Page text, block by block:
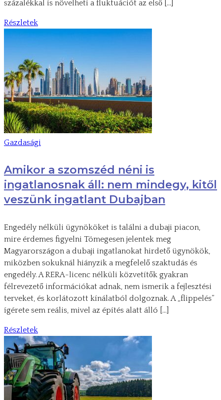
százalékkal is növelheti a fluktuációt az első […]
Részletek
Gazdasági
Amikor a szomszéd néni is
ingatlanosnak áll: nem mindegy, kitől
veszünk ingatlant Dubajban
Engedély nélküli ügynököket is találni a dubaji piacon,
mire érdemes figyelni Tömegesen jelentek meg
Magyarországon a dubaji ingatlanokat hirdető ügynökök,
miközben sokuknál hiányzik a megfelelő szaktudás és
engedély. A RERA-licenc nélküli közvetítők gyakran
félrevezető információkat adnak, nem ismerik a fejlesztési
terveket, és korlátozott kínálatból dolgoznak. A „flippelés”
ígérete sem reális, mivel az építés alatt álló […]
Részletek